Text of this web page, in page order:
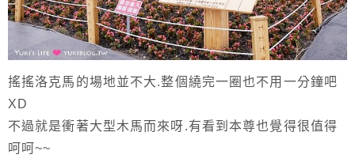
搖搖洛克馬的場地並不大.整個繞完一圈也不用一分鐘吧
XD
不過就是衝著大型木馬而來呀.有看到本尊也覺得很值得
呵呵~~